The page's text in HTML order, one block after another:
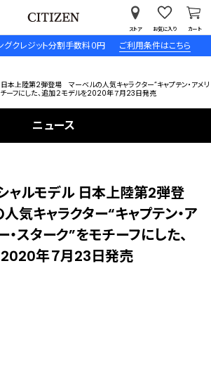
クレジット分割手数料０円 ご利用条件はこちら
ストア お気に入り カート
日本上陸第2弾登場 マーベルの人気キャラクター“キャプテン・アメリ
チーフにした、追加２モデルを2020年７月23日発売
ニュース
ャルモデル 日本上陸第2弾登
キャラクター“キャプテン・ア
・スターク”をモチーフにした、
年７月23日発売